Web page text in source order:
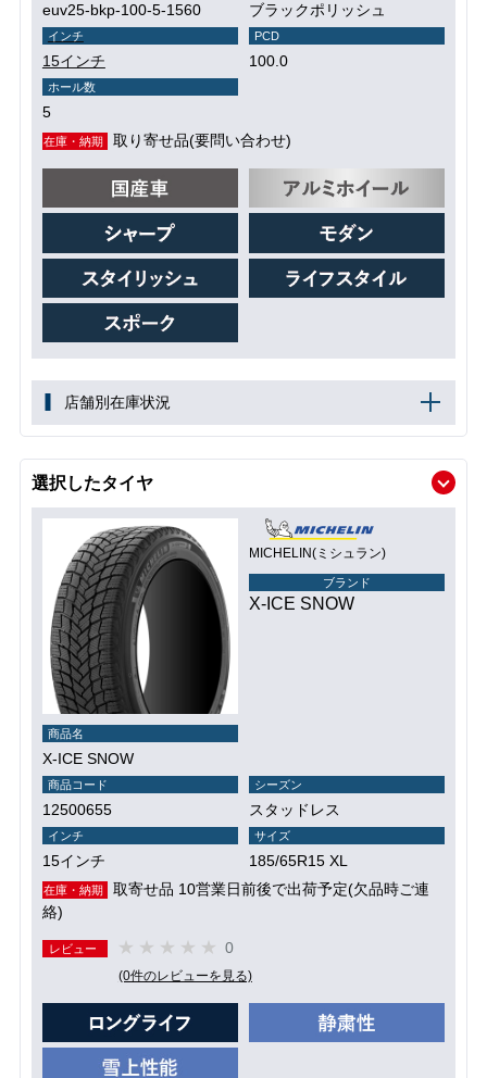
euv25-bkp-100-5-1560 ブラックポリッシュ
インチ
15インチ
PCD
100.0
ホール数
5
在庫・納期 取り寄せ品(要問い合わせ)
店舗別在庫状況
選択したタイヤ
MICHELIN(ミシュラン)
ブランド
X-ICE SNOW
商品名
X-ICE SNOW
商品コード
12500655
シーズン
スタッドレス
インチ
15インチ
サイズ
185/65R15 XL
在庫・納期
取寄せ品 10営業日前後で出荷予定(欠品時ご連
絡)
レビュー 0
(0件のレビューを見る)